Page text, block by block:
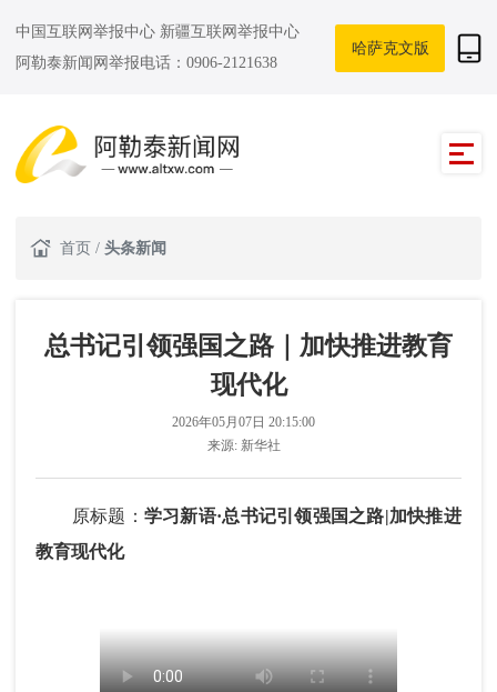
中国互联网举报中心 新疆互联网举报中心
阿勒泰新闻网举报电话：0906-2121638
哈萨克文版
首页 / 头条新闻
总书记引领强国之路｜加快推进教育
现代化
2026年05月07日 20:15:00
来源: 新华社
原标题： 学习新语·总书记引领强国之路|加快推进
教育现代化